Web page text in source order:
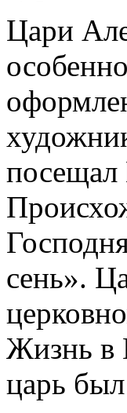
Цари
посещал
сень».
Жизнь в
царь